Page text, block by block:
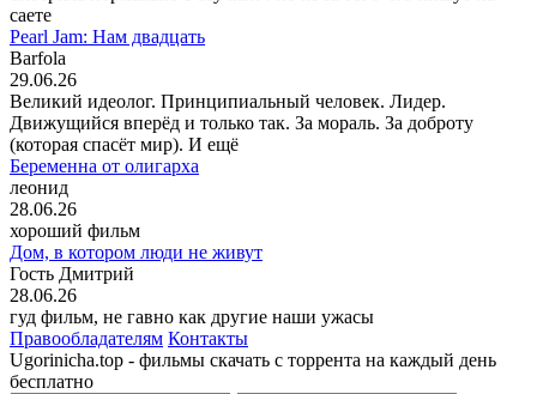
саете
Pearl Jam: Нам двадцать
Barfola
29.06.26
Великий идеолог. Принципиальный человек. Лидер.
Движущийся вперёд и только так. За мораль. За доброту
(которая спасёт мир). И ещё
Беременна от олигарха
леонид
28.06.26
хороший фильм
Дом, в котором люди не живут
Гость Дмитрий
28.06.26
гуд фильм, не гавно как другие наши ужасы
Правообладателям Контакты
Ugorinicha.top - фильмы скачать с торрента на каждый день
бесплатно